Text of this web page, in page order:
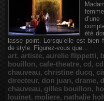
été
lasse point. Lorsqu’elle est
de style. Figurez-vous que...
art, artiste, aurelie flippetti,
bouillon, cafe-theatre, cd,
chauveau, christine ducq,
directeur, don juan, drame,
chauveau, gilles bouillon,
louinet, moliere, nathalie